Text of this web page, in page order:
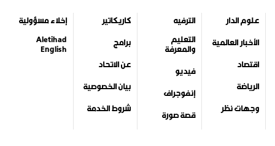
علوم الدار
الأخبار العالمية
اقتصاد
الرياضة
وجهات نظر
الترفيه
التعليم
والمعرفة
فيديو
إنفوجراف
قصة صورة
كاريكاتير
برامج
عن الاتحاد
بيان الخصوصية
شروط الخدمة
إخلاء مسؤولية
Aletihad
English